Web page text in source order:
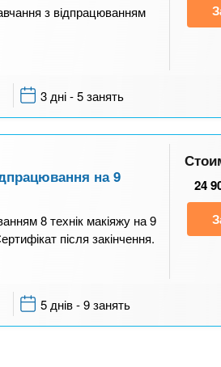
з відпрацюванням
3 дні - 5 занять
на 9
8 технік макіяжу на 9
після закінчення.
24
5 днів - 9 занять